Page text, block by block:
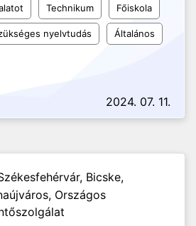
Technikum Főiskola
nyelvtudás Általános
2024. 07. 11.
Bicske,
Országos